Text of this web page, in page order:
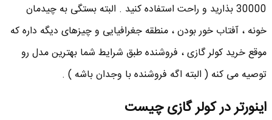
30000 بذارید و راحت استفاده کنید . البته بستگی به چیدمان
خونه ، آفتاب خور بودن ، منطقه جغرافیایی و چیزهای دیگه داره که
موقع خرید کولر گازی ، فروشنده طبق شرایط شما بهترین مدل رو
توصیه می کنه ( البته اگه فروشنده با وجدان باشه ) .
اینورتر در کولر گازی چیست